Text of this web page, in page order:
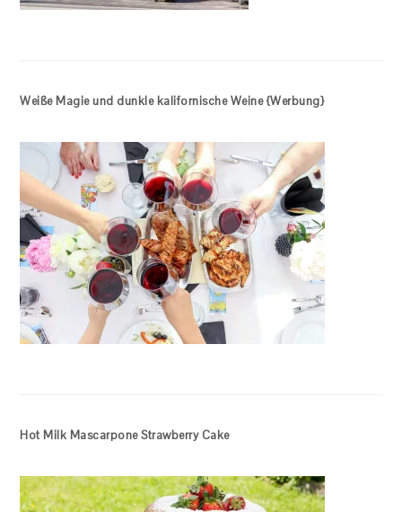
Weiße Magie und dunkle kalifornische Weine {Werbung}
Hot Milk Mascarpone Strawberry Cake